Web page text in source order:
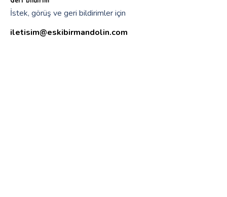
İstek, görüş ve geri bildirimler için
iletisim@eskibirmandolin.com